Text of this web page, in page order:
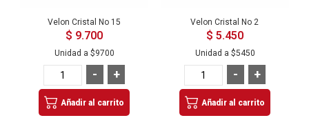
Velon Cristal No 15
$ 9.700
Unidad a $9700
+
-
Añadir al carrito
Velon Cristal No 2
$ 5.450
Unidad a $5450
+
-
Añadir al carrito